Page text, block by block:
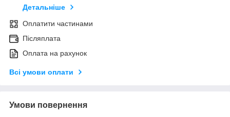
Детальніше
Оплатити частинами
Післяплата
Оплата на рахунок
Всі умови оплати
Умови повернення